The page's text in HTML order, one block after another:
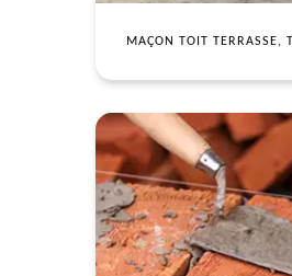
MAÇON TOIT TERRASSE,